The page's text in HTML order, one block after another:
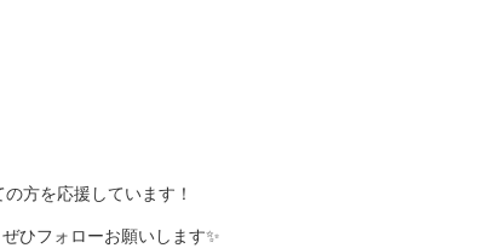
方を応援しています！
ひフォローお願いします✨